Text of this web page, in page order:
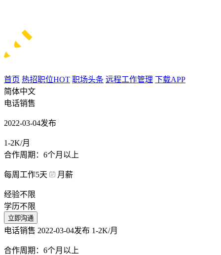
首页 热招职位HOT 职场头条 远程工作管理 下载APP
简体中文
电话销售
2022-03-04发布
1-2K/月
合作周期：6个月以上
每周工作5天 月薪
经验不限
学历不限
立即沟通
电话销售 2022-03-04发布 1-2K/月
合作周期：6个月以上